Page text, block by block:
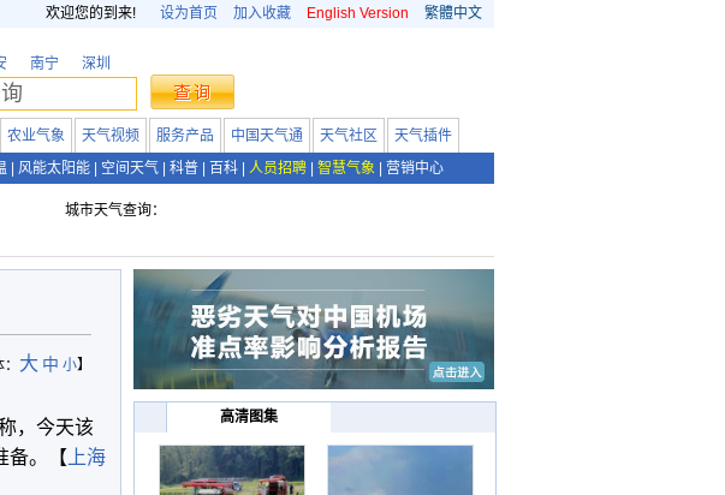
欢迎您的到来! 设为首页 加入收藏 English Version 繁體中文
南宁 深圳
农业气象 天气视频 服务产品 中国天气通 天气社区
天气插件
风能太阳能 空间天气 科普 百科 人员招聘 智慧气象 营销中心
城市天气查询：
大 中 小】
，今天该
备。【 上海
高清图集